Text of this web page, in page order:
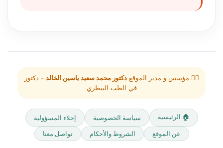
👨‍⚕️ مؤسس و مدير الموقعدكتور محمد سعيد ياسين الخالد - دكتور
في الطب البيطري
🏠 الرئيسية سياسة الخصوصية إخلاء المسؤولية
عن الموقع الشروط والأحكام تواصل معنا